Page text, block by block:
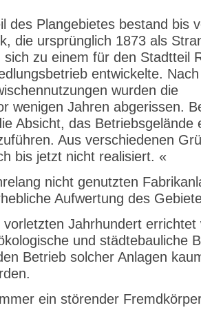
des Plangebietes bestand bis
die ursprünglich 1873 als
zu einem für den Stadtteil
entwickelte. Nach
wurden die
wenigen Jahren abgerissen.
Absicht, das Betriebsgelände
Aus verschiedenen
bis jetzt nicht realisiert. «
nicht genutzten
Aufwertung des
Jahrhundert errichtet
und städtebauliche
Betrieb solcher Anlagen
ein störender